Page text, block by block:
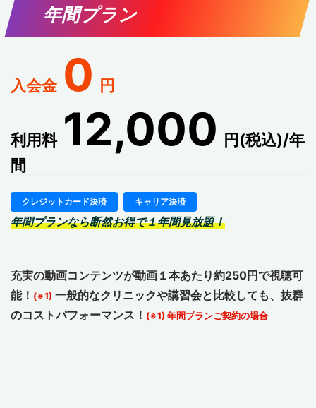
年間プラン
入会金 0 円
利用料 12,000 円(税込)/年
間
クレジットカード決済 キャリア決済
年間プランなら断然お得で１年間見放題！
充実の動画コンテンツが動画１本あたり約250円で視聴可
能！ (※1) 一般的なクリニックや講習会と比較しても、抜群
のコストパフォーマンス！ (※1) 年間プランご契約の場合